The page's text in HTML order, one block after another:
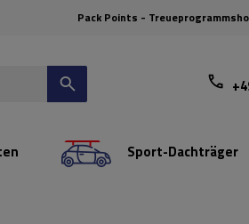
Pack Points - Treueprogramm
Sport-Dachträger